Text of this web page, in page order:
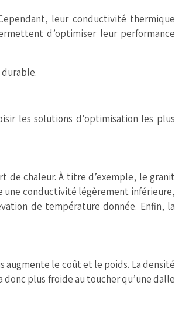
leur conductivité thermique
d’optimiser leur performance
les solutions d’optimisation les plus
de chaleur. À titre d’exemple, le granit
une conductivité légèrement inférieure,
de température donnée. Enfin, la
augmente le coût et le poids. La densité
plus froide au toucher qu’une dalle